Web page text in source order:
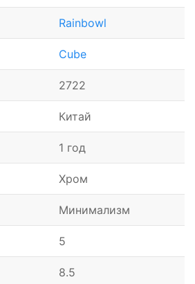
Rainbowl
Cube
2722
Китай
1 год
Хром
Минимализм
5
8.5